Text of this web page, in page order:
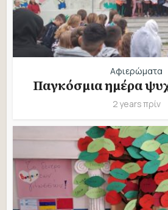
Αφιερώματα
Παγκόσμια ημέρα
2 years πρίν